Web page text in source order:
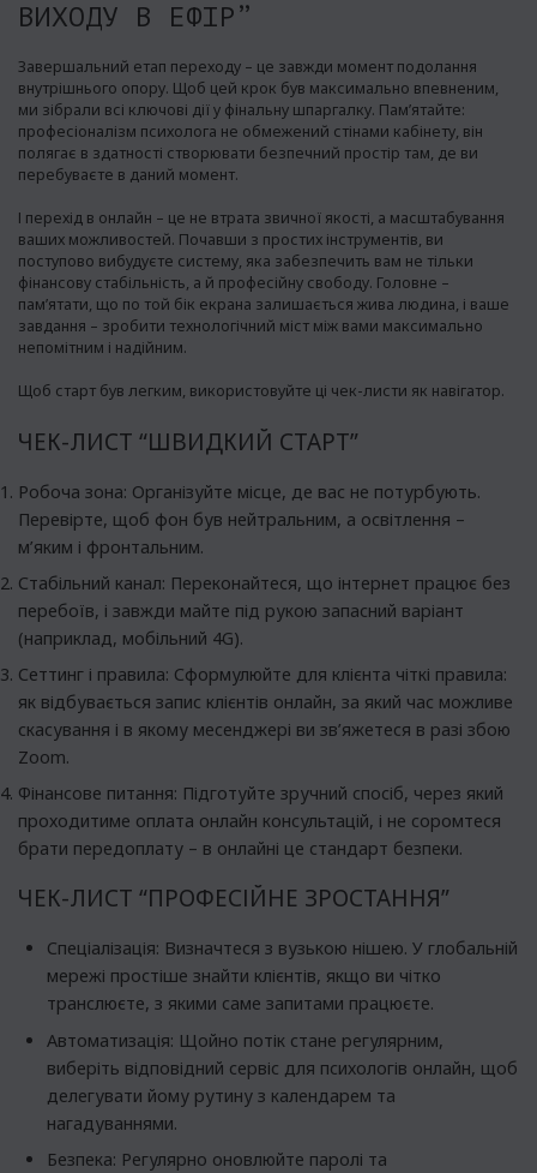
ВИХОДУ В ЕФІР”
Завершальний етап переходу – це завжди момент подолання
внутрішнього опору. Щоб цей крок був максимально впевненим,
ми зібрали всі ключові дії у фінальну шпаргалку. Пам’ятайте:
професіоналізм психолога не обмежений стінами кабінету, він
полягає в здатності створювати безпечний простір там, де ви
перебуваєте в даний момент.
І перехід в онлайн – це не втрата звичної якості, а масштабування
ваших можливостей. Почавши з простих інструментів, ви
поступово вибудуєте систему, яка забезпечить вам не тільки
фінансову стабільність, а й професійну свободу. Головне –
пам’ятати, що по той бік екрана залишається жива людина, і ваше
завдання – зробити технологічний міст між вами максимально
непомітним і надійним.
Щоб старт був легким, використовуйте ці чек-листи як навігатор.
ЧЕК-ЛИСТ “ШВИДКИЙ СТАРТ”
Робоча зона: Організуйте місце, де вас не потурбують.
Перевірте, щоб фон був нейтральним, а освітлення –
м’яким і фронтальним.
Стабільний канал: Переконайтеся, що інтернет працює без
перебоїв, і завжди майте під рукою запасний варіант
(наприклад, мобільний 4G).
Сеттинг і правила: Сформулюйте для клієнта чіткі правила:
як відбувається запис клієнтів онлайн, за який час можливе
скасування і в якому месенджері ви зв’яжетеся в разі збою
Zoom.
Фінансове питання: Підготуйте зручний спосіб, через який
проходитиме оплата онлайн консультацій, і не соромтеся
брати передоплату – в онлайні це стандарт безпеки.
ЧЕК-ЛИСТ “ПРОФЕСІЙНЕ ЗРОСТАННЯ”
Спеціалізація: Визначтеся з вузькою нішею. У глобальній
мережі простіше знайти клієнтів, якщо ви чітко
транслюєте, з якими саме запитами працюєте.
Автоматизація: Щойно потік стане регулярним,
виберіть відповідний сервіс для психологів онлайн, щоб
делегувати йому рутину з календарем та
нагадуваннями.
Безпека: Регулярно оновлюйте паролі та